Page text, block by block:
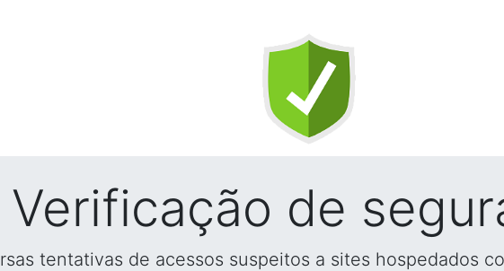
Verificação de
tentativas de acessos suspeitos a sites hospedados